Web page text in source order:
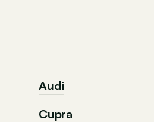
Audi
Cupra